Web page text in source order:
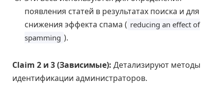
появления статей в результатах поиска и для
снижения эффекта спама ( reducing an effect of
spamming ).
Claim 2 и 3 (Зависимые): Детализируют методы
идентификации администраторов.